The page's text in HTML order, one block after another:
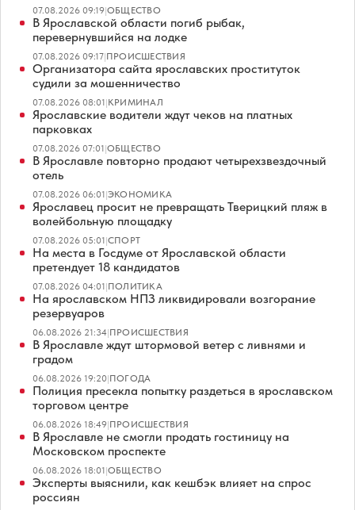
07.08.2026 09:19|ОБЩЕСТВО
В Ярославской области погиб рыбак,
перевернувшийся на лодке
07.08.2026 09:17|ПРОИСШЕСТВИЯ
Организатора сайта ярославских проституток
судили за мошенничество
07.08.2026 08:01|КРИМИНАЛ
Ярославские водители ждут чеков на платных
парковках
07.08.2026 07:01|ОБЩЕСТВО
В Ярославле повторно продают четырехзвездочный
отель
07.08.2026 06:01|ЭКОНОМИКА
Ярославец просит не превращать Тверицкий пляж в
волейбольную площадку
07.08.2026 05:01|СПОРТ
На места в Госдуме от Ярославской области
претендует 18 кандидатов
07.08.2026 04:01|ПОЛИТИКА
На ярославском НПЗ ликвидировали возгорание
резервуаров
06.08.2026 21:34|ПРОИСШЕСТВИЯ
В Ярославле ждут штормовой ветер с ливнями и
градом
06.08.2026 19:20|ПОГОДА
Полиция пресекла попытку раздеться в ярославском
торговом центре
06.08.2026 18:49|ПРОИСШЕСТВИЯ
В Ярославле не смогли продать гостиницу на
Московском проспекте
06.08.2026 18:01|ОБЩЕСТВО
Эксперты выяснили, как кешбэк влияет на спрос
россиян